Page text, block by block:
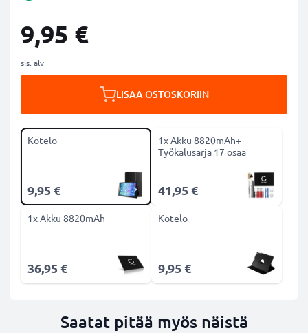
9,95 €
sis. alv
LISÄÄ OSTOSKORIIN
Kotelo
9,95 €
1x Akku 8820mAh+
Työkalusarja 17 osaa
41,95 €
1x Akku 8820mAh
36,95 €
Kotelo
9,95 €
Saatat pitää myös näistä